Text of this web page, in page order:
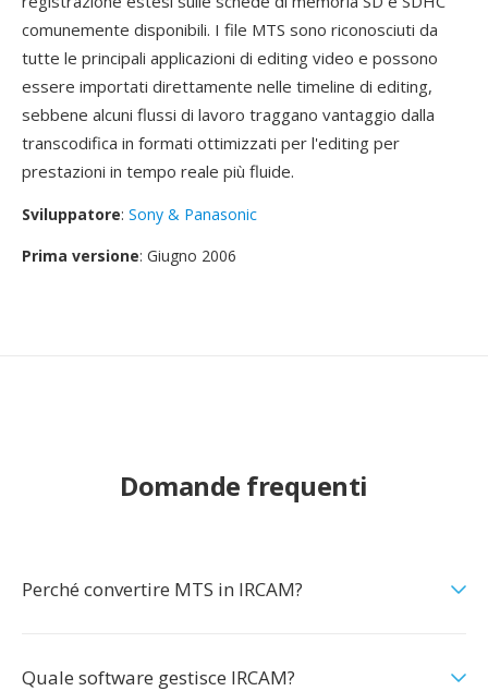
comunemente disponibili. I file MTS sono riconosciuti da
tutte le principali applicazioni di editing video e possono
essere importati direttamente nelle timeline di editing,
sebbene alcuni flussi di lavoro traggano vantaggio dalla
transcodifica in formati ottimizzati per l'editing per
prestazioni in tempo reale più fluide.
Sviluppatore: Sony & Panasonic
Prima versione: Giugno 2006
Domande frequenti
Perché convertire MTS in IRCAM?
Quale software gestisce IRCAM?